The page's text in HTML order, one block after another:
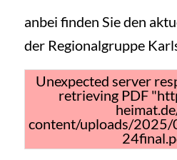
anbei finden Sie den
der Regionalgruppe
Unexpected server
retrieving PDF
content/uploads/2025/